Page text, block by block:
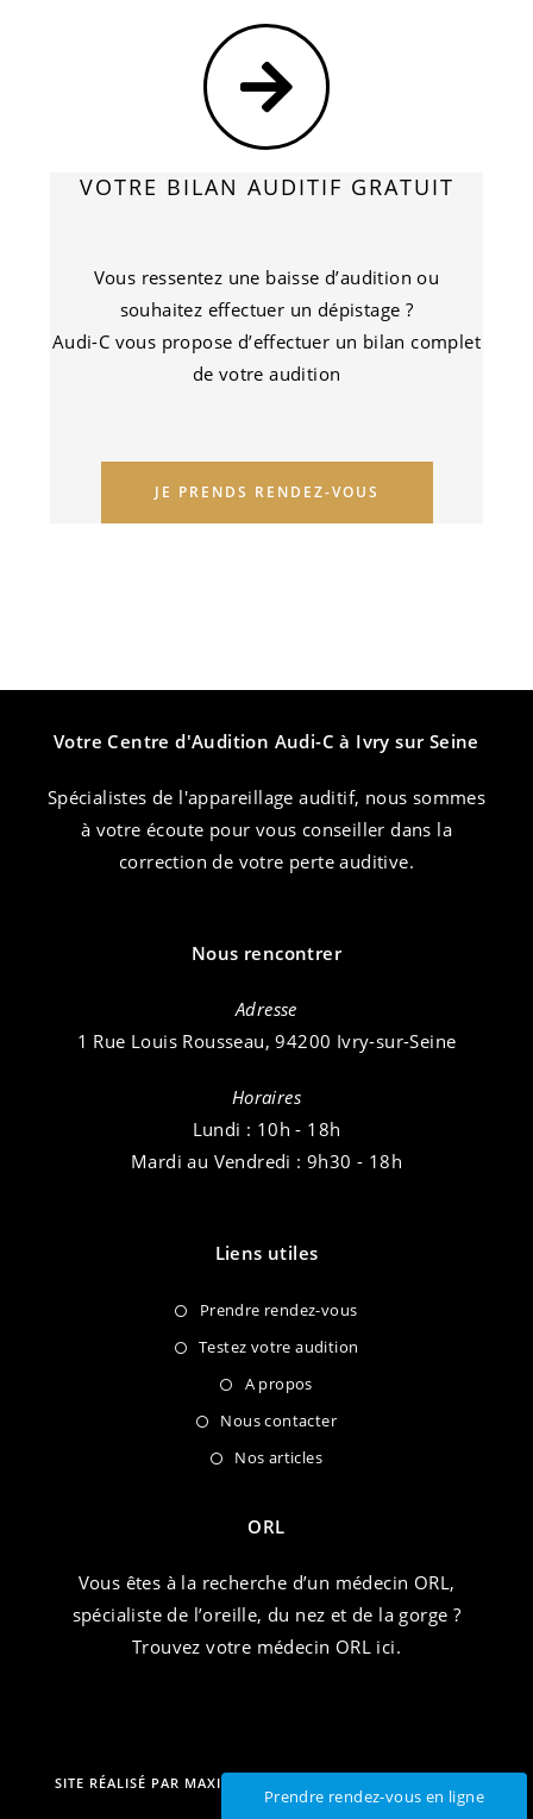
Prendre rendez-vous en ligne
VOTRE BILAN AUDITIF GRATUIT
Vous ressentez une baisse d’audition ou
souhaitez effectuer un dépistage ?
Audi-C vous propose d’effectuer un bilan complet
de votre audition
JE PRENDS RENDEZ-VOUS
Votre Centre d'Audition Audi-C à Ivry sur Seine
Spécialistes de l'appareillage auditif, nous sommes
à votre écoute pour vous conseiller dans la
correction de votre perte auditive.
Nous rencontrer
Adresse
1 Rue Louis Rousseau, 94200 Ivry-sur-Seine
Horaires
Lundi : 10h - 18h
Mardi au Vendredi : 9h30 - 18h
Liens utiles
Prendre rendez-vous
Testez votre audition
A propos
Nous contacter
Nos articles
ORL
Vous êtes à la recherche d’un médecin ORL,
spécialiste de l’oreille, du nez et de la gorge ?
Trouvez votre médecin ORL ici.
SITE RÉALISÉ PAR MAXIME ROUSSEL
RÉSERVÉS